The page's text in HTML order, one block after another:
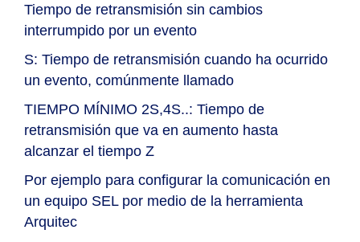
Tiempo de retransmisión sin cambios
interrumpido por un evento
S: Tiempo de retransmisión cuando ha ocurrido
un evento, comúnmente llamado
TIEMPO MÍNIMO 2S,4S..: Tiempo de
retransmisión que va en aumento hasta
alcanzar el tiempo Z
Por ejemplo para configurar la comunicación en
un equipo SEL por medio de la herramienta
Arquitec